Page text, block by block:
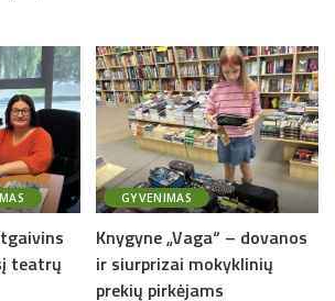
teatrų
GYVENIMAS
Knygyne „Vaga“ – dovanos
ir siurprizai mokyklinių
prekių pirkėjams